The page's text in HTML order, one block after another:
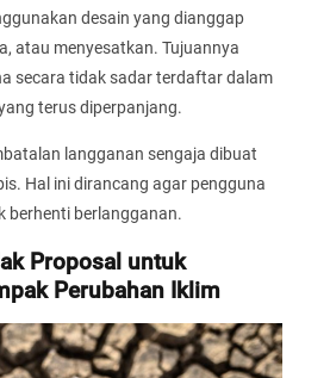
desain yang dianggap
atau menyesatkan. Tujuannya
secara tidak sadar terdaftar dalam
terus diperpanjang.
langganan sengaja dibuat
Hal ini dirancang agar pengguna
berhenti berlangganan.
Proposal untuk
Perubahan Iklim